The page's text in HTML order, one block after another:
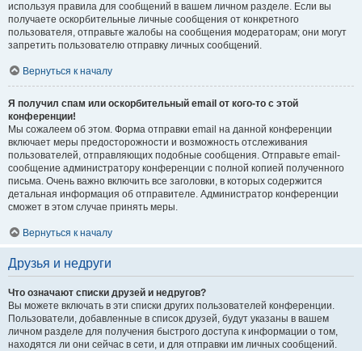
используя правила для сообщений в вашем личном разделе. Если вы
получаете оскорбительные личные сообщения от конкретного
пользователя, отправьте жалобы на сообщения модераторам; они могут
запретить пользователю отправку личных сообщений.
Вернуться к началу
Я получил спам или оскорбительный email от кого-то с этой
конференции!
Мы сожалеем об этом. Форма отправки email на данной конференции
включает меры предосторожности и возможность отслеживания
пользователей, отправляющих подобные сообщения. Отправьте email-
сообщение администратору конференции с полной копией полученного
письма. Очень важно включить все заголовки, в которых содержится
детальная информация об отправителе. Администратор конференции
сможет в этом случае принять меры.
Вернуться к началу
Друзья и недруги
Что означают списки друзей и недругов?
Вы можете включать в эти списки других пользователей конференции.
Пользователи, добавленные в список друзей, будут указаны в вашем
личном разделе для получения быстрого доступа к информации о том,
находятся ли они сейчас в сети, и для отправки им личных сообщений.